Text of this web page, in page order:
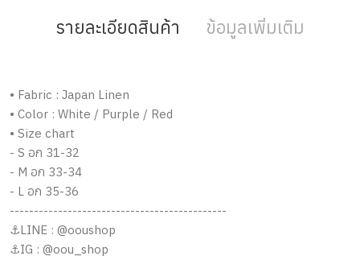
รายละเอียดสินค้า ข้อมูลเพิ่มเติม
• Fabric : Japan Linen
• Color : White / Purple / Red
• Size chart
- S อก 31-32
- M อก 33-34
- L อก 35-36
---------------------------------------------
⚓️LINE : @ooushop
⚓️IG : @oou_shop